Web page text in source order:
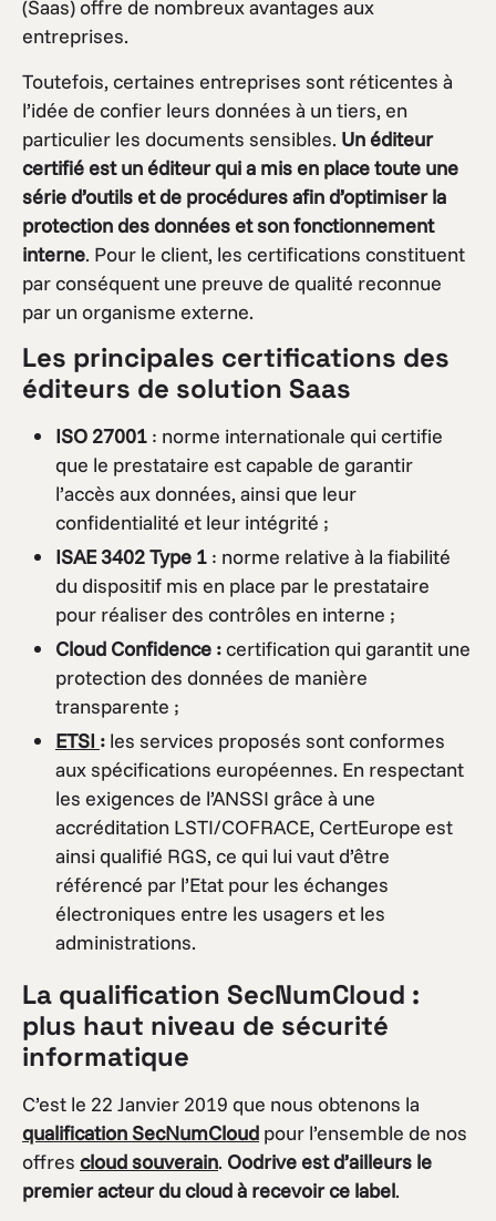
(Saas) offre de nombreux avantages aux
entreprises.
Toutefois, certaines entreprises sont réticentes à
l’idée de confier leurs données à un tiers, en
particulier les documents sensibles. Un éditeur
certifié est un éditeur qui a mis en place toute une
série d’outils et de procédures afin d’optimiser la
protection des données et son fonctionnement
interne. Pour le client, les certifications constituent
par conséquent une preuve de qualité reconnue
par un organisme externe.
Les principales certifications des
éditeurs de solution Saas
ISO 27001 : norme internationale qui certifie
que le prestataire est capable de garantir
l’accès aux données, ainsi que leur
confidentialité et leur intégrité ;
ISAE 3402 Type 1 : norme relative à la fiabilité
du dispositif mis en place par le prestataire
pour réaliser des contrôles en interne ;
Cloud Confidence :certification qui garantit une
protection des données de manière
transparente ;
ETSI : les services proposés sont conformes
aux spécifications européennes. En respectant
les exigences de l’ANSSI grâce à une
accréditation LSTI/COFRACE, CertEurope est
ainsi qualifié RGS, ce qui lui vaut d’être
référencé par l’Etat pour les échanges
électroniques entre les usagers et les
administrations.
La qualification SecNumCloud :
plus haut niveau de sécurité
informatique
C’est le 22 Janvier 2019 que nous obtenons la
qualification SecNumCloud pour l’ensemble de nos
offres cloud souverain. Oodrive est d’ailleurs le
premier acteur du cloud à recevoir ce label.